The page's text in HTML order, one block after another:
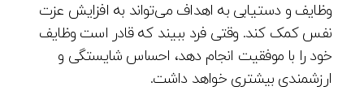
وظایف و دستیابی به اهداف می‌تواند به افزایش عزت
نفس کمک کند. وقتی فرد ببیند که قادر است وظایف
خود را با موفقیت انجام دهد، احساس شایستگی و
ارزشمندی بیشتری خواهد داشت.